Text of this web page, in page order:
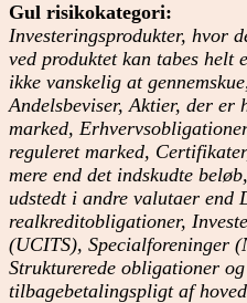
Gul risikokategori:
Investeringsprodukter, hvor
ved produktet kan tabes helt
ikke vanskelig at
Andelsbeviser, Aktier, der er
marked,
reguleret marked,
mere end det indskudte
udstedt i andre valutaer end
realkreditobligationer,
(UCITS), Specialforeninger
Strukturerede obligationer
tilbagebetalingspligt af